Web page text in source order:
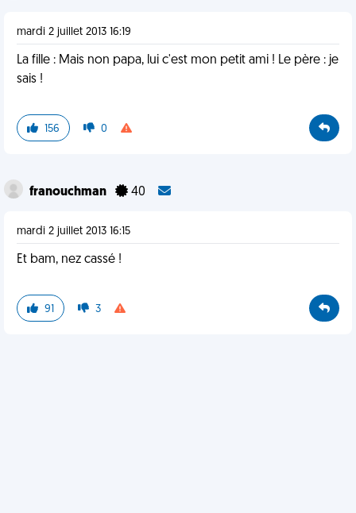
mardi 2 juillet 2013 16:19
La fille : Mais non papa, lui c'est mon petit ami ! Le père : je
sais !
156 0
franouchman 40
mardi 2 juillet 2013 16:15
Et bam, nez cassé !
91 3